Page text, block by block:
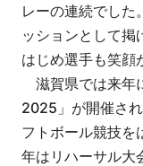
レーの連続でした
ッションとして掲
はじめ選手も笑顔
滋賀県では来年
2025」が開催さ
フトボール競技を
年はリハーサル大